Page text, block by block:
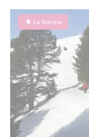
La Norma